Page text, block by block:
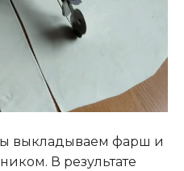
выкладываем фарш и
В результате